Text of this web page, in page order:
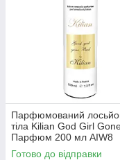
Парфюмований
тіла Kilian God Girl
Парфюм 200 мл AIW8
Готово до відправки